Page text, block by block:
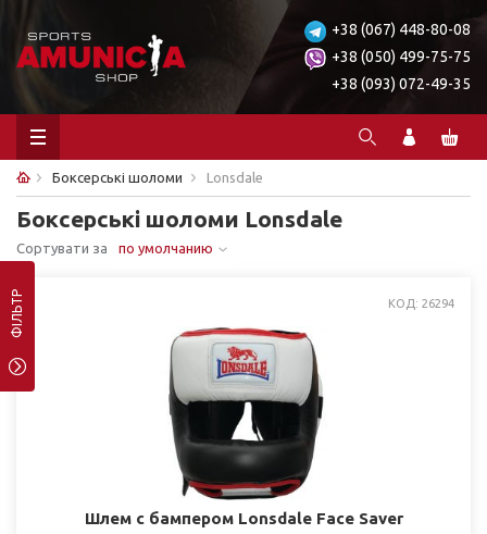
+38 (067) 448-80-08
+38 (050) 499-75-75
+38 (093) 072-49-35
Боксерські шоломи Lonsdale
Боксерські шоломи Lonsdale
Сортувати за по умолчанию
ФІЛЬТР КОД: 26294
Шлем с бампером Lonsdale Face Saver